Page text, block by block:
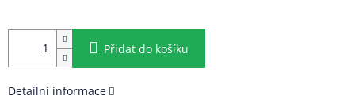
Přidat do košíku
Detailní informace